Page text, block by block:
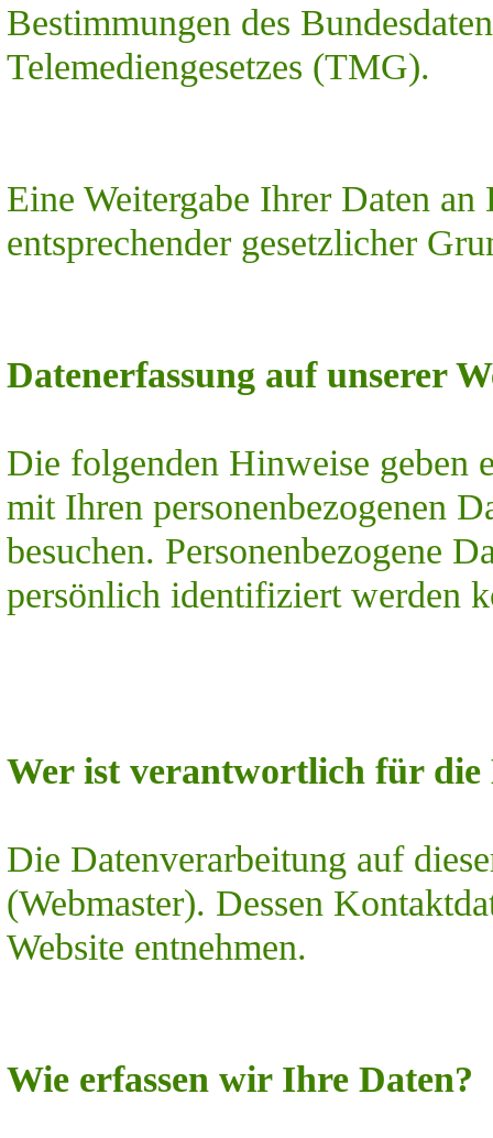
Bestimmungen des
Telemediengesetzes (TMG).
Eine Weitergabe Ihrer Daten
entsprechender gesetzlicher
Datenerfassung auf unserer
Die folgenden Hinweise geben
mit Ihren personenbezogenen
besuchen. Personenbezogene
persönlich identifiziert werden
Wer ist verantwortlich für die
Die Datenverarbeitung auf
(Webmaster). Dessen
Website entnehmen.
Wie erfassen wir Ihre Daten?